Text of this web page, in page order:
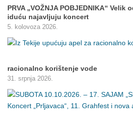
PRVA „VOŽNJA POBJEDNIKA“ Velik
iduću najavljuju koncert
5. kolovoza 2026.
racionalno korištenje vode
31. srpnja 2026.